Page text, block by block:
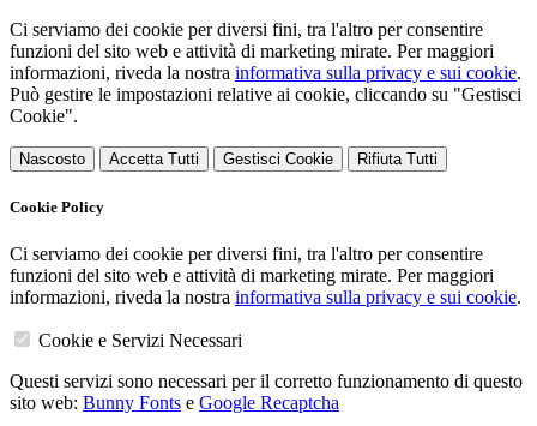
Ci serviamo dei cookie per diversi fini, tra l'altro per consentire
funzioni del sito web e attività di marketing mirate. Per maggiori
informazioni, riveda la nostra informativa sulla privacy e sui cookie.
Può gestire le impostazioni relative ai cookie, cliccando su "Gestisci
Cookie".
Nascosto Accetta Tutti Gestisci Cookie Rifiuta Tutti
Cookie Policy
Ci serviamo dei cookie per diversi fini, tra l'altro per consentire
funzioni del sito web e attività di marketing mirate. Per maggiori
informazioni, riveda la nostra informativa sulla privacy e sui cookie.
Cookie e Servizi Necessari
Questi servizi sono necessari per il corretto funzionamento di questo
sito web: Bunny Fonts e Google Recaptcha